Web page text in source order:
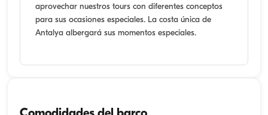
aprovechar nuestros tours con diferentes conceptos
para sus ocasiones especiales. La costa única de
Antalya albergará sus momentos especiales.